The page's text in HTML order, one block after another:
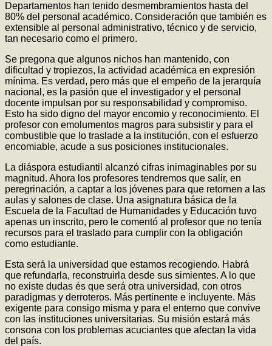
Departamentos han tenido desmembramientos hasta del
80% del personal académico. Consideración que también es
extensible al personal administrativo, técnico y de servicio,
tan necesario como el primero.
Se pregona que algunos nichos han mantenido, con
dificultad y tropiezos, la actividad académica en expresión
mínima. Es verdad, pero más que el empeño de la jerarquía
nacional, es la pasión que el investigador y el personal
docente impulsan por su responsabilidad y compromiso.
Esto ha sido digno del mayor encomio y reconocimiento. El
profesor con emolumentos magros para subsistir y para el
combustible que lo traslade a la institución, con el esfuerzo
encomiable, acude a sus posiciones institucionales.
La diáspora estudiantil alcanzó cifras inimaginables por su
magnitud. Ahora los profesores tendremos que salir, en
peregrinación, a captar a los jóvenes para que retornen a las
aulas y salones de clase. Una asignatura básica de la
Escuela de la Facultad de Humanidades y Educación tuvo
apenas un inscrito, pero le comentó al profesor que no tenía
recursos para el traslado para cumplir con la obligación
como estudiante.
Esta será la universidad que estamos recogiendo. Habrá
que refundarla, reconstruirla desde sus simientes. A lo que
no existe dudas és que será otra universidad, con otros
paradigmas y derroteros. Más pertinente e incluyente. Más
exigente para consigo misma y para el enterno que convive
con las instituciones universitarias. Su misión estará más
consona con los problemas acuciantes que afectan la vida
del país.